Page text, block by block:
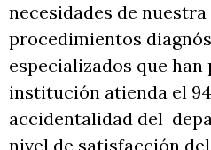
necesidades de
procedimientos
especializados que
institución atienda el
accidentalidad del
nivel de satisfacción